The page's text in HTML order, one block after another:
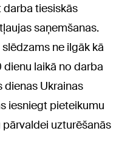
tiesiskās
saņemšanas.
ne ilgāk kā
dienu laikā no darba
Ukrainas
iesniegt pieteikumu
uzturēšanās